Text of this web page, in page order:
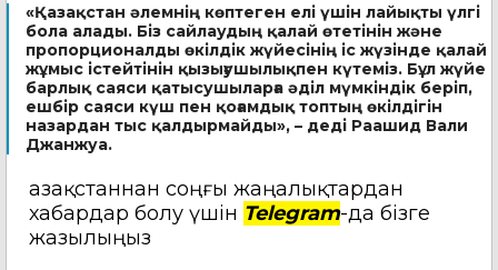
«Қазақстан әлемнің көптеген елі үшін лайықты үлгі
бола алады. Біз сайлаудың қалай өтетінін және
пропорционалды өкілдік жүйесінің іс жүзінде қалай
жұмыс істейтінін қызығушылықпен күтеміз. Бұл жүйе
барлық саяси қатысушыларға әділ мүмкіндік беріп,
ешбір саяси күш пен қоғамдық топтың өкілдігін
назардан тыс қалдырмайды», – деді Раашид Вали
Джанжуа.
Қазақстаннан соңғы жаңалықтардан
хабардар болу үшін Telegram-да бізге
жазылыңыз